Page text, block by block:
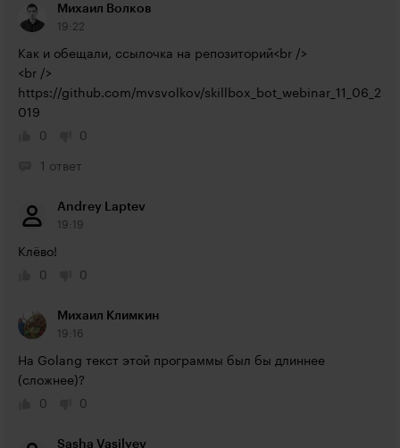
Михаил Волков
19:22
Как и обещали, ссылочка на репозиторий<br />
https://github.com/mvsvolkov/skillbox_bot_webinar_11_06_2
019
0
0
1 ответ
Andrey Laptev
19:19
Клёво!
0
0
Михаил Климкин
19:16
На Golang текст этой программы был бы длиннее
(сложнее)?
0
0
Sasha Vasilyev